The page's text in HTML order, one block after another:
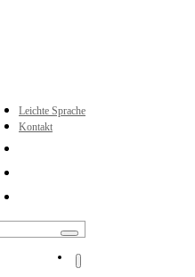
Leichte Sprache
Kontakt